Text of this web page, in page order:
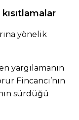
yönelik
yargılamanın
Fincancı’nın
sürdüğü